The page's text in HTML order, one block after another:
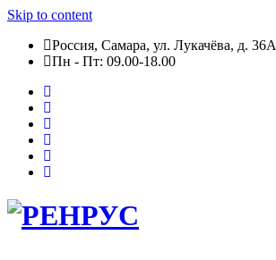
Skip to content
Россия, Самара, ул. Лукачёва, д. 36А
Пн - Пт: 09.00-18.00